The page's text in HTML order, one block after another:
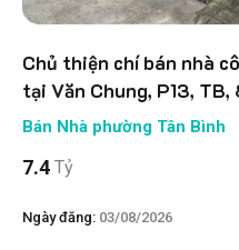
Chủ thiện chí bán nhà
tại Văn Chung, P13,
Bán Nhà phường Tân Bình
7.4 Tỷ
Ngày đăng: 03/08/2026